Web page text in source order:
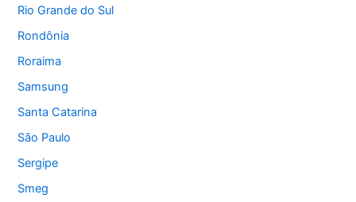
Rio Grande do Sul
Rondônia
Roraima
Samsung
Santa Catarina
São Paulo
Sergipe
Smeg